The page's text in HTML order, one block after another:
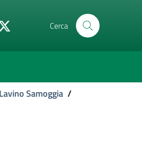
Cerca
Samoggia /